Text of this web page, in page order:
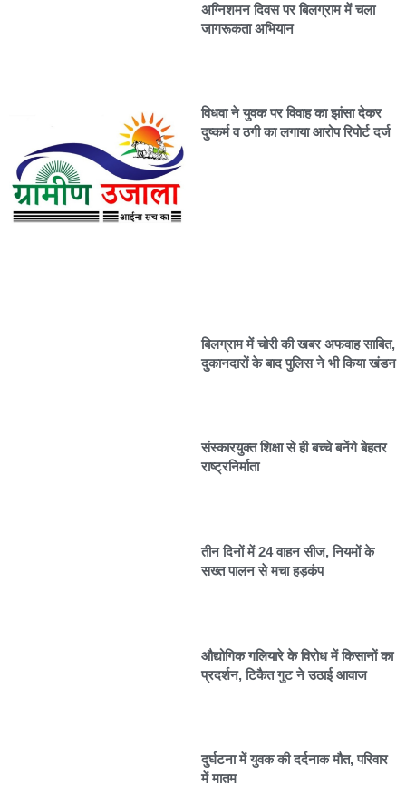
अग्निशमन दिवस पर बिलग्राम में चला
जागरूकता अभियान
विधवा ने युवक पर विवाह का झांसा देकर
दुष्कर्म व ठगी का लगाया आरोप रिपोर्ट दर्ज
बिलग्राम में चोरी की खबर अफवाह साबित,
दुकानदारों के बाद पुलिस ने भी किया खंडन
संस्कारयुक्त शिक्षा से ही बच्चे बनेंगे बेहतर
राष्ट्रनिर्माता
तीन दिनों में 24 वाहन सीज, नियमों के
सख्त पालन से मचा हड़कंप
औद्योगिक गलियारे के विरोध में किसानों का
प्रदर्शन, टिकैत गुट ने उठाई आवाज
दुर्घटना में युवक की दर्दनाक मौत, परिवार
में मातम